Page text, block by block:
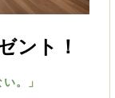
ント！
。」